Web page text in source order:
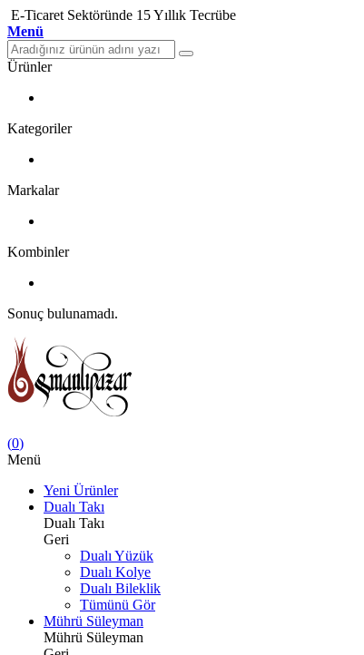
E-Ticaret Sektöründe 15 Yıllık Tecrübe
Menü
Ürünler
Kategoriler
Markalar
Kombinler
Sonuç bulunamadı.
(0)
Menü
Yeni Ürünler
Dualı Takı
Dualı Takı
Geri
Dualı Yüzük
Dualı Kolye
Dualı Bileklik
Tümünü Gör
Mührü Süleyman
Mührü Süleyman